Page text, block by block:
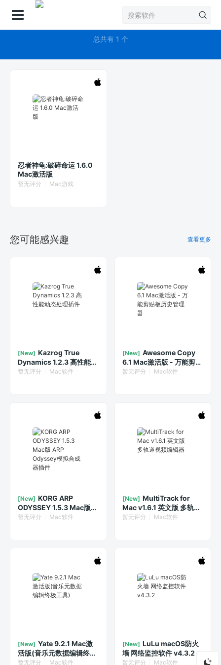
SuperEvilMegacorp冒险
总共有 1 个
忍者神龟:破碎命运 1.6.0
Mac激活版
暂无评分 Mac游戏
您可能感兴趣 查看更多
[New] Kazrog True
Dynamics 1.2.3 高性能动
态处理插件
暂无评分 Mac软件
[New] Awesome Copy
6.1 Mac激活版 - 万能剪贴
板历史管理器
暂无评分 Mac软件
[New] KORG ARP
ODYSSEY 1.5.3 Mac版
ARP Odyssey模拟合成器
暂无评分 Mac软件
[New] MultiTrack for
Mac v1.6.1 英文版 多轨道
视频编辑器
暂无评分 Mac软件
[New] Yate 9.2.1 Mac激
活版(音乐元数据编辑终极
工具)
暂无评分 Mac软件
[New] LuLu macOS防火
墙 网络监控软件 v4.3.2
暂无评分 Mac软件